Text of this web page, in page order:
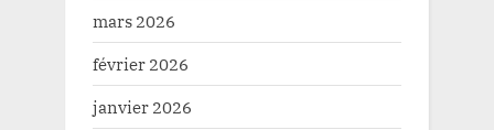
mars 2026
février 2026
janvier 2026